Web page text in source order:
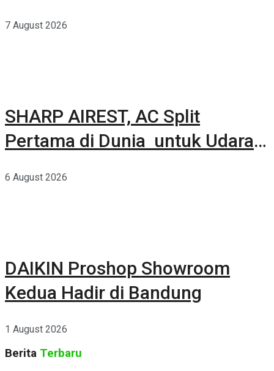
7 August 2026
SHARP AIREST, AC Split
Pertama di Dunia untuk Udara
6 August 2026
DAIKIN Proshop Showroom
Kedua Hadir di Bandung
1 August 2026
Berita Terbaru